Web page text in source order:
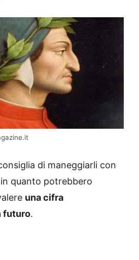
di maneggiarli con
quanto potrebbero
una cifra
futuro.